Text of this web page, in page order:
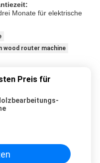
Monate für elektrische
wood router machine
Preis für